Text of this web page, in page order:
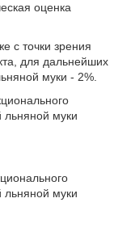
оценка
с точки зрения
для дальнейших
муки - 2%.
льняной муки
льняной муки